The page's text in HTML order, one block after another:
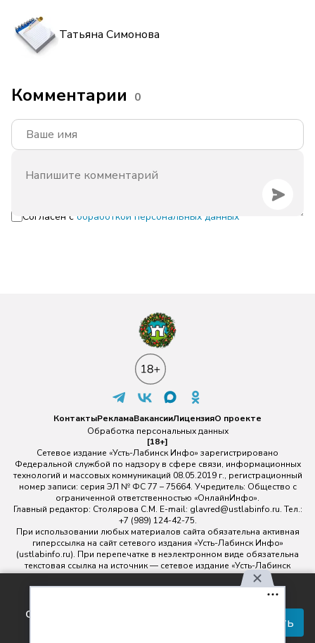
Татьяна Симонова
Комментарии 0
Согласен с обработкой персональных данных
соглашаетесь с правилами
Принять
КонтактыРекламаВакансииЛицензияО проекте
Обработка персональных данных
[18+]
Сетевое издание «Усть-Лабинск Инфо» зарегистрировано
Федеральной службой по надзору в сфере связи, информационных
технологий и массовых коммуникаций 08.05.2019 г., регистрационный
номер записи: серия ЭЛ № ФС 77 – 75664. Учредитель: Общество с
ограниченной ответственностью «ОнлайнИнфо».
Главный редактор: Столярова С.М. E-mail: glavred@ustlabinfo.ru. Тел.:
+7 (989) 124-42-75.
При использовании любых материалов сайта обязательна активная
гиперссылка на сайт сетевого издания «Усть-Лабинск Инфо»
(ustlabinfo.ru). При перепечатке в неэлектронном виде обязательна
текстовая ссылка на источник — сетевое издание «Усть-Лабинск
инфо».
Использование фото- и видеоматериалов без письменного
разрешения редакции сетевого издания «Усть-Лабинск Инфо» не